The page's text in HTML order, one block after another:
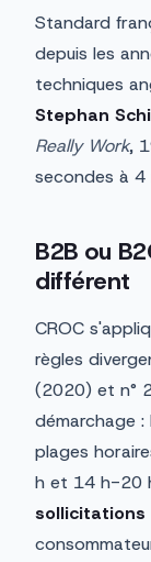
Standard
depuis les
techniques
Stephan
Really Work,
secondes à 4
B2B ou
différent
CROC
règles
(2020) et n°
démarchage
plages
h et 14 h-20
sollicitations